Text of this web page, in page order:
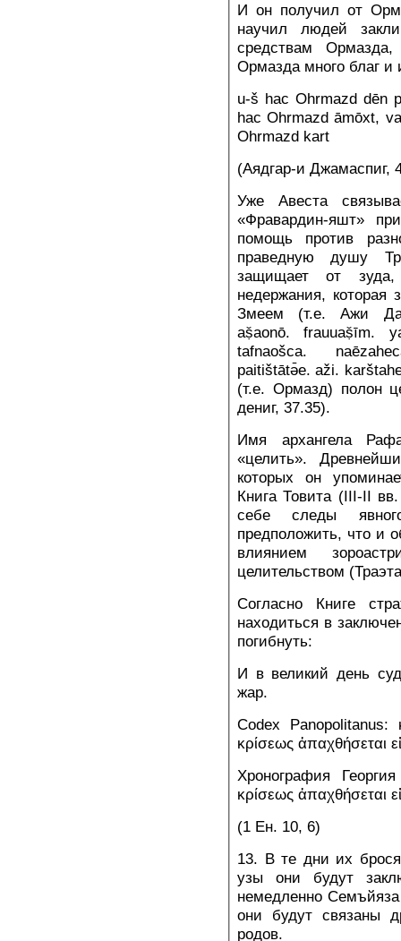
И он получил от
научил людей
средствам
Ормазда много благ и
u-š hac Ohrmazd dēn
hac Ohrmazd āmōxt,
Ohrmazd kart
(Аядгар-и Джамаспиг,
Уже Авеста
«Фравардин-яшт»
помощь против
праведную душу
защищает от
недержания, которая
Змеем (т.е. Ажи
aṣ̌aonō. frauuaṣ̌īm.
tafnaošca.
paitištātə̄e. aži.
(т.е. Ормазд) полон
дениг, 37.35).
Имя архангела
«целить».
которых он
Книга Товита (III-II
себе следы
предположить, что и
влиянием
целительством
Согласно Книге
находиться в
погибнуть:
И в великий день
жар.
Codex Panopolitanus:
κρίσεως ἀπαχθήσεται
Хронография
κρίσεως ἀπαχθήσεται
(1 Ен. 10, 6)
13. В те дни их
узы они будут
немедленно
они будут связаны
родов.